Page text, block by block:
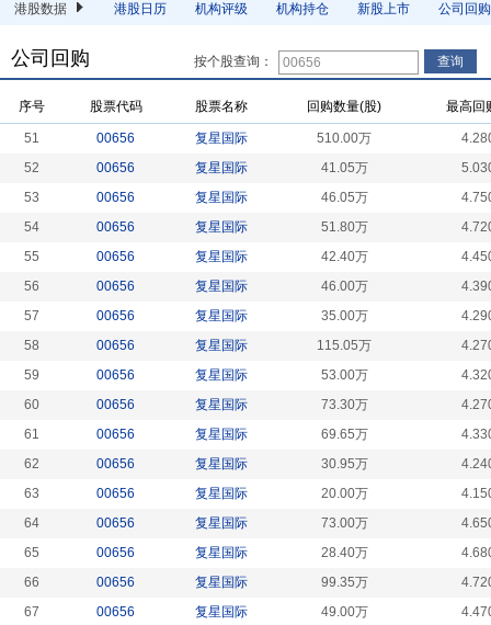
港股数据 港股日历 机构评级 机构持仓 新股上市 公司回购
公司回购 按个股查询：
序号 股票代码 股票名称 回购数量(股) 最高回
51 00656 复星国际 510.00万
52
00656 复星国际 41.05万
53
00656 复星国际 46.05万
54
00656 复星国际 51.80万
55
00656 复星国际 42.40万
56
00656 复星国际 46.00万
57
00656 复星国际 35.00万
58
00656 复星国际 115.05万
59
00656 复星国际 53.00万
60
00656 复星国际 73.30万
61
00656 复星国际 69.65万
62
00656 复星国际 30.95万
63
00656 复星国际 20.00万
64
00656 复星国际 73.00万
65
00656 复星国际 28.40万
66
00656 复星国际 99.35万
67
00656 复星国际 49.00万